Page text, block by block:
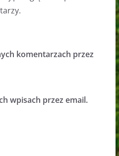
komentarzach przez
wpisach przez email.